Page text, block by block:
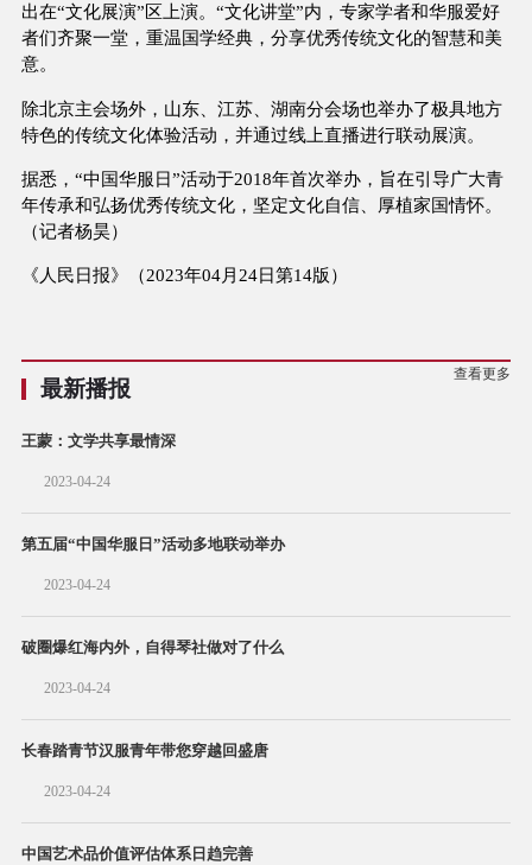
出在“文化展演”区上演。“文化讲堂”内，专家学者和华服爱好
者们齐聚一堂，重温国学经典，分享优秀传统文化的智慧和美
意。
除北京主会场外，山东、江苏、湖南分会场也举办了极具地方
特色的传统文化体验活动，并通过线上直播进行联动展演。
据悉，“中国华服日”活动于2018年首次举办，旨在引导广大青
年传承和弘扬优秀传统文化，坚定文化自信、厚植家国情怀。
（记者杨昊）
《人民日报》（2023年04月24日第14版）
最新播报
查看更多
王蒙：文学共享最情深
2023-04-24
第五届“中国华服日”活动多地联动举办
2023-04-24
破圈爆红海内外，自得琴社做对了什么
2023-04-24
长春踏青节汉服青年带您穿越回盛唐
2023-04-24
中国艺术品价值评估体系日趋完善